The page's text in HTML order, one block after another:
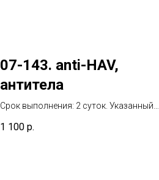
07-143. anti-HAV,
антитела
Срок выполнения: 2 суток. Указанный
биоматериала
1 100 р.